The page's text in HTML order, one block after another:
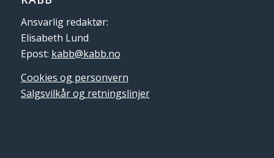
Ansvarlig redaktør:
Elisabeth Lund
Epost: kabb@kabb.no
Cookies og personvern
Salgsvilkår og retningslinjer